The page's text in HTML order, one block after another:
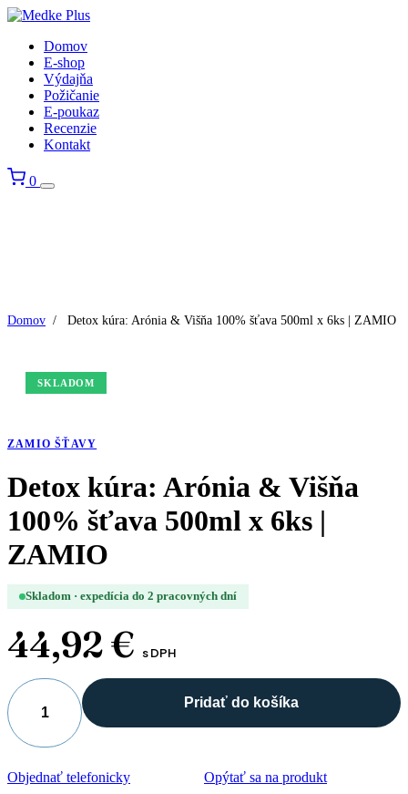
Domov
E-shop
Výdajňa
Požičanie
E-poukaz
Recenzie
Kontakt
0
Domov / Detox kúra: Arónia & Višňa 100% šťava 500ml x 6ks | ZAMIO
SKLADOM
ZAMIO ŠŤAVY
Detox kúra: Arónia & Višňa
100% šťava 500ml x 6ks |
ZAMIO
Skladom · expedícia do 2 pracovných dní
44,92€ s DPH
množstvo
Detox
kúra:
Arónia
&
Pridať do košíka
Objednať telefonicky Opýtať sa na produkt